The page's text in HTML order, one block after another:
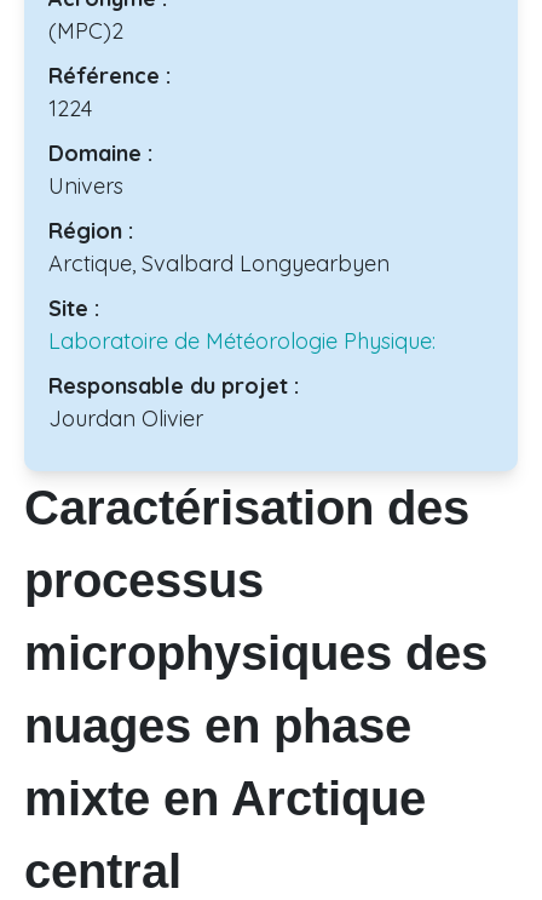
(MPC)2
Référence :
1224
Domaine :
Univers
Région :
Arctique, Svalbard Longyearbyen
Site :
Laboratoire de Météorologie Physique:
Responsable du projet :
Jourdan Olivier
Caractérisation des
processus
microphysiques des
nuages en phase
mixte en Arctique
central